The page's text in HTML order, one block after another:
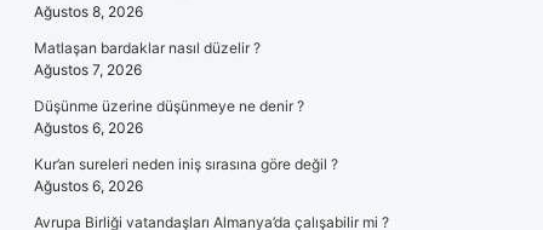
Ağustos 8, 2026
Matlaşan bardaklar nasıl düzelir ?
Ağustos 7, 2026
Düşünme üzerine düşünmeye ne denir ?
Ağustos 6, 2026
Kur’an sureleri neden iniş sırasına göre değil ?
Ağustos 6, 2026
Avrupa Birliği vatandaşları Almanya’da çalışabilir mi ?